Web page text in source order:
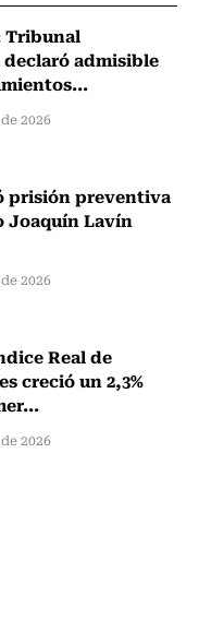
Tribunal
admisible
2026
prisión preventiva
Joaquín Lavín
2026
Real de
creció un 2,3%
2026